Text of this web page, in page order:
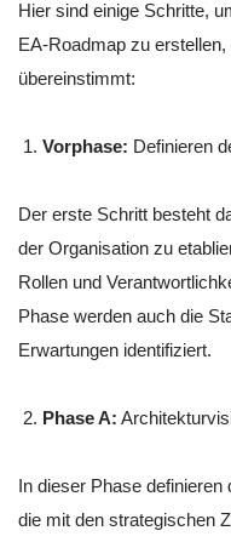
Hier sind einige Schritte,
EA-Roadmap zu
übereinstimmt:
Vorphase: Definieren
Der erste Schritt besteht
der Organisation zu
Rollen und
Phase werden auch die
Erwartungen identifiziert.
Phase A:
In dieser Phase definieren
die mit den strategischen